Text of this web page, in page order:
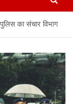
in
का संचार विभाग